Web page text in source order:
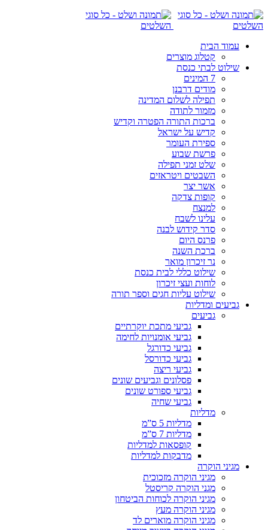
עמוד הבית
קטלוג מוצרים
שילוט לבתי כנסת
7 המינים
מודים דרבנן
תפילה לשלום המדינה
מזמור לתודה
ברכות התורה הפטרה וקדיש
קדיש על ישראל
ספירת העומר
פרשת שבוע
שלט זמני תפילה
השבטים ויטראזים
אשר יצר
קופות צדקה
למנצח
עלינו לשבח
סדר קידוש לבנה
פרנס היום
ברכת השנה
נר זיכרון מואר
שילוט כללי לבית כנסת
לוחות ועצי זיכרון
שילוט עליות חגים וספר תורה
גביעים ומדליות
גביעים
גביעי מתכת יוקרתיים
גביעי אומנויות לחימה
גביעי כדורגל
גביעי כדורסל
גביעי ריצה
פסלונים וגביעים שונים
גביעי ספורט שונים
גביעי שחיה
מדליות
מדליות 5 ס”מ
מדליות 7 ס”מ
קופסאות למדליות
מדבקות למדליות
מגיני הוקרה
מגיני הוקרה מזכוכית
מגני הוקרה קריסטל
מגיני הוקרה לכוחות הביטחון
מגיני הוקרה מעץ
מגיני הוקרה מוארים לד